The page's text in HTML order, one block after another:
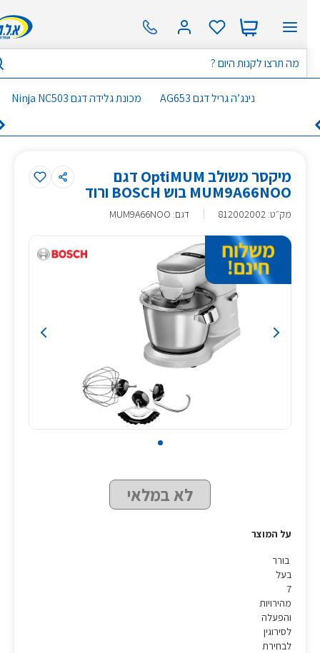
נינג’ה גריל דגם AG653 מכונת גלידה דגם Ninja NC503
מיקסר משולב OptiMUM דגם
MUM9A66NOO בוש BOSCH ורוד
מק״ט:
812002002 דגם: MUM9A66NOO
לא במלאי
על המוצר
בורר
בעל
מהירויות
והפעלה
לסירוגין
לבחירת